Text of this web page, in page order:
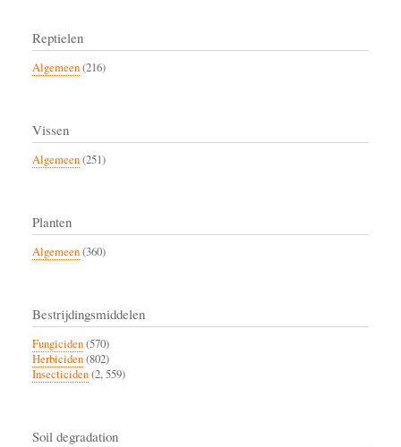
Reptielen
Algemeen(216)
Vissen
Algemeen(251)
Planten
Algemeen(360)
Bestrijdingsmiddelen
Fungiciden(570)
Herbiciden(802)
Insecticiden(2, 559)
Soil degradation